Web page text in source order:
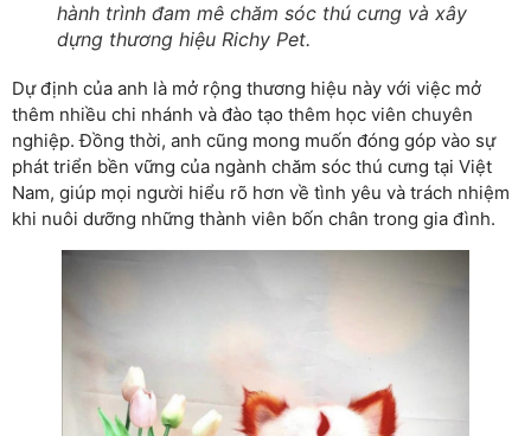
hành trình đam mê chăm sóc thú cưng và xây
dựng thương hiệu Richy Pet.
Dự định của anh là mở rộng thương hiệu này với việc mở
thêm nhiều chi nhánh và đào tạo thêm học viên chuyên
nghiệp. Đồng thời, anh cũng mong muốn đóng góp vào sự
phát triển bền vững của ngành chăm sóc thú cưng tại Việt
Nam, giúp mọi người hiểu rõ hơn về tình yêu và trách nhiệm
khi nuôi dưỡng những thành viên bốn chân trong gia đình.